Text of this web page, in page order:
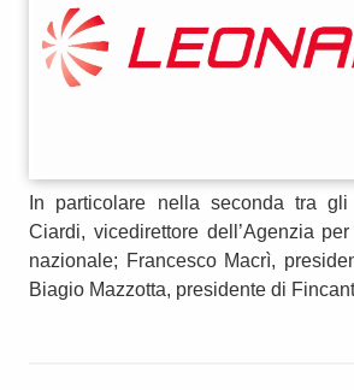
In particolare nella seconda tra
Ciardi, vicedirettore dell’Agenzia
nazionale; Francesco Macrì,
Biagio Mazzotta, presidente di